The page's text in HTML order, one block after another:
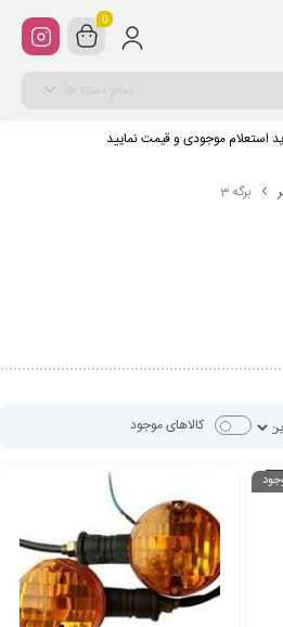
0
استعلام موجودی و قیمت نمایید
برگه 3
کالاهای موجود